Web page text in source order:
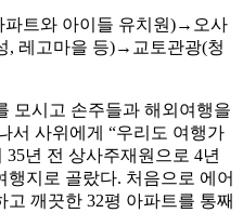
트와 아이들 유치원)→오사
, 레고마을 등)→교토관광(청
모시고 손주들과 해외여행을
서 사위에게 “우리도 여행가
년 전 상사주재원으로 4년
지로 골랐다. 처음으로 에어
깨끗한 32평 아파트를 통째